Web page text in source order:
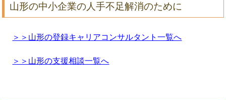
山形の中小企業の人手不足解消のために
＞＞山形の登録キャリアコンサルタント一覧へ
＞＞山形の支援相談一覧へ